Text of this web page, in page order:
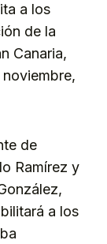
a los
de la
Canaria,
de
Ramírez y
a los